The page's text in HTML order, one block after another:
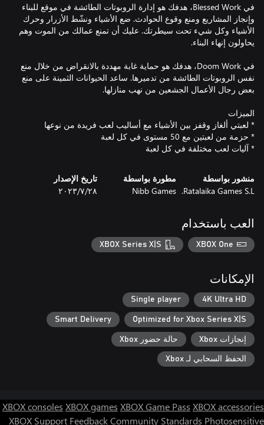
في Blessed Work، هدفك هو إدارة الروبوتات الطائشة في موقع للبناء
وإنجاز المشاريع ومنع وقوع الحوادث. ضع الأشياء ونشّط الأزرار وحرك
الأشياء وكل شيء تحت سيطرتك. عليك أن تمنع عمالك من الموت وهم
في Doom Work، هدفك هو حماية غابة مهددة بالانقراض من خلال منع
نفس الروبوتات الطائشة من تدميرها. ساعد الحيوانات الثمينة على منع
* آليات لعب مختلفة في كل لعبة
منشور بواسطة
Ratalaika Games S.L.
مطورة بواسطة
Nibb Games
تاريخ الإصدار
٢٨‏/٧‏/٢٠٢٣
العب باستخدام
XBOX One
XBOX Series X|S
الإمكانات
4K Ultra HD
Single player
Optimized for Xbox Series X|S
Smart Delivery
إنجازات Xbox حالة حضور Xbox
الحفظ السحابي لـ Xbox
XBOX consoles XBOX games XBOX Game Pass XBOX accessories
XBOX Support FeedbackCommunity Standards Photosensitive